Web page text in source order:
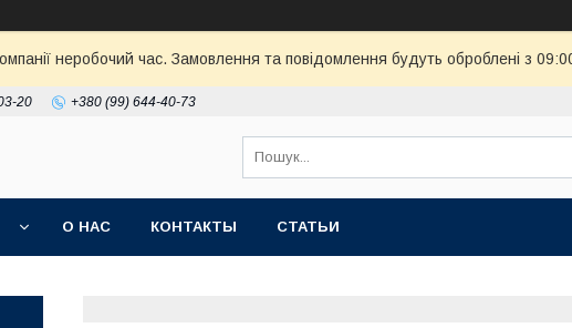
неробочий час. Замовлення та повідомлення будуть оброблені з
20 +380 (99) 644-40-73
О НАС КОНТАКТЫ СТАТЬИ